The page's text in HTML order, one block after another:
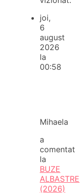
joi,
6
august
2026
la
00:58
Mihaela
a
comentat
la
BUZE
ALBASTRE
(2026)